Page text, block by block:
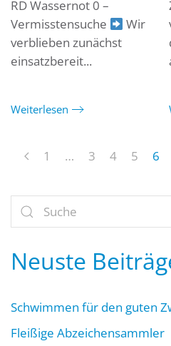
RD Wassernot 0 –
Vermisstensuche
Wir
verblieben zunächst
einsatzbereit...
Weiterlesen
1 … 3 4 5 6
Neuste
Schwimmen für den guten
Fleißige Abzeichensammler